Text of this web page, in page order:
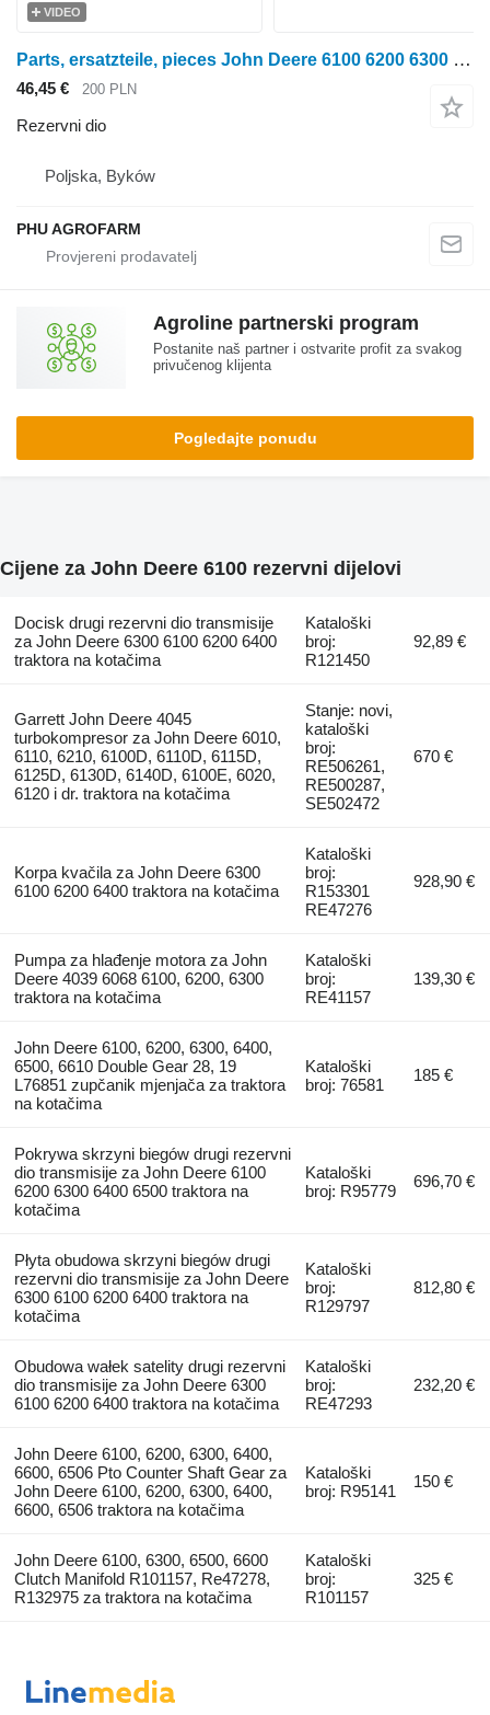
VIDEO
Parts, ersatzteile, pieces John Deere 6100 6200 6300 parts, ersatzteile, pieces za John Deere 6100 6200 6300 traktora na kotačima
46,45 € 200 PLN
Rezervni dio
Poljska, Byków
PHU AGROFARM
Agroline partnerski program
Postanite naš partner i ostvarite profit za svakog
privučenog klijenta
Pogledajte ponudu
Cijene za John Deere 6100 rezervni dijelovi
Docisk drugi rezervni dio transmisije
za John Deere 6300 6100 6200 6400
traktora na kotačima
Kataloški
broj:
R121450
92,89 €
Garrett John Deere 4045
turbokompresor za John Deere 6010,
6110, 6210, 6100D, 6110D, 6115D,
6125D, 6130D, 6140D, 6100E, 6020,
6120 i dr. traktora na kotačima
Stanje: novi,
kataloški
broj:
RE506261,
RE500287,
SE502472
670 €
Korpa kvačila za John Deere 6300
6100 6200 6400 traktora na kotačima
Kataloški
broj:
R153301
RE47276
928,90 €
Pumpa za hlađenje motora za John
Deere 4039 6068 6100, 6200, 6300
traktora na kotačima
Kataloški
broj:
RE41157
139,30 €
John Deere 6100, 6200, 6300, 6400,
6500, 6610 Double Gear 28, 19
L76851 zupčanik mjenjača za traktora
na kotačima
Kataloški
broj: 76581
185 €
Pokrywa skrzyni biegów drugi rezervni
dio transmisije za John Deere 6100
6200 6300 6400 6500 traktora na
kotačima
Kataloški
broj: R95779
696,70 €
Płyta obudowa skrzyni biegów drugi
rezervni dio transmisije za John Deere
6300 6100 6200 6400 traktora na
kotačima
Kataloški
broj:
R129797
812,80 €
Obudowa wałek satelity drugi rezervni
dio transmisije za John Deere 6300
6100 6200 6400 traktora na kotačima
Kataloški
broj:
RE47293
232,20 €
John Deere 6100, 6200, 6300, 6400,
6600, 6506 Pto Counter Shaft Gear za
John Deere 6100, 6200, 6300, 6400,
6600, 6506 traktora na kotačima
Kataloški
broj: R95141
150 €
John Deere 6100, 6300, 6500, 6600
Clutch Manifold R101157, Re47278,
R132975 za traktora na kotačima
Kataloški
broj:
R101157
325 €